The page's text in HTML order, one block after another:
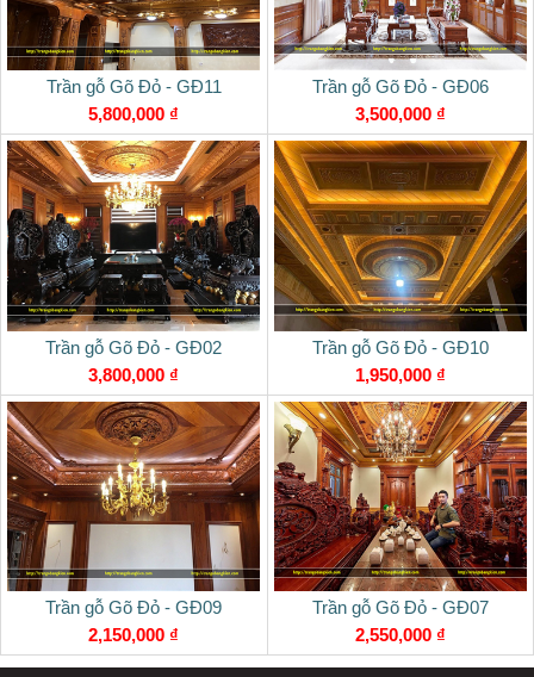
Trần gỗ Gõ Đỏ - GĐ11
5,800,000 ₫
Trần gỗ Gõ Đỏ - GĐ06
3,500,000 ₫
Trần gỗ Gõ Đỏ - GĐ02
3,800,000 ₫
Trần gỗ Gõ Đỏ - GĐ10
1,950,000 ₫
Trần gỗ Gõ Đỏ - GĐ09
2,150,000 ₫
Trần gỗ Gõ Đỏ - GĐ07
2,550,000 ₫